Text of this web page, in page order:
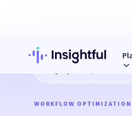
¿Sabía que la
WORKFLOW OPTIMIZATION